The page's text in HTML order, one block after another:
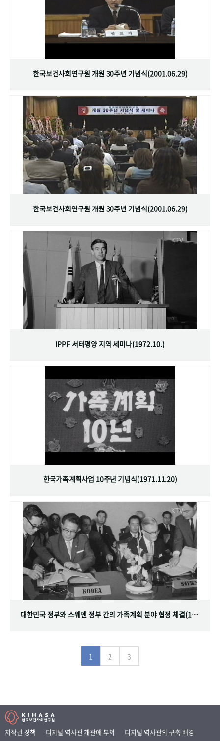
한국보건사회연구원 개원 30주년 기념식(2001.06.29)
한국보건사회연구원 개원 30주년 기념식(2001.06.29)
IPPF 서태평양 지역 세미나(1972.10.)
한국가족계획사업 10주년 기념식(1971.11.20)
대한민국 정부와 스웨덴 정부 간의 가족계획 분야 협정 체결(1968.07.12)
1 2 3
저작권 정책 디지털 역사관 개관에 부쳐
디지털 역사관의 구축 배경